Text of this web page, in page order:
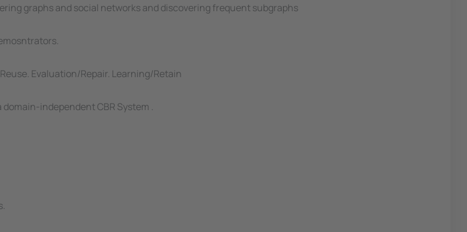
graphs and social networks and discovering frequent subgraphs
Evaluation/Repair. Learning/Retain
domain-independent CBR System .